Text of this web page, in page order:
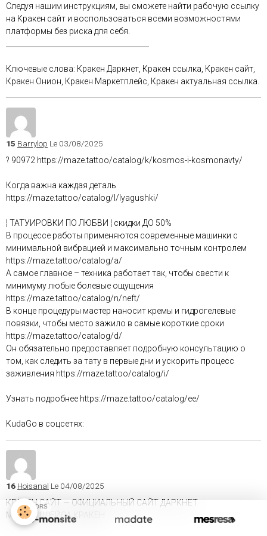
Следуя нашим инструкциям, вы сможете найти рабочую ссылку
на Кракен сайт и воспользоваться всеми возможностями
платформы без риска для себя.
Ключевые слова: Кракен Даркнет, Кракен ссылка, Кракен сайт,
Кракен Онион, Кракен Маркетплейс, Кракен актуальная ссылка.
15 Barrylop Le 03/08/2025
? 90972 https://maze.tattoo/catalog/k/kosmos-i-kosmonavty/
Когда важна каждая деталь
https://maze.tattoo/catalog/l/lyagushki/
¦ ТАТУИРОВКИ ПО ЛЮБВИ ¦ скидки ДО 50%
В процессе работы применяются современные машинки с
минимальной вибрацией и максимально точным контролем
https://maze.tattoo/catalog/a/
А самое главное – техника работает так, чтобы свести к
минимуму любые болевые ощущения
https://maze.tattoo/catalog/n/neft/
В конце процедуры мастер наносит кремы и гидрогелевые
повязки, чтобы место зажило в самые короткие сроки
https://maze.tattoo/catalog/d/
Он обязательно предоставляет подробную консультацию о
том, как следить за тату в первые дни и ускорить процесс
заживления https://maze.tattoo/catalog/i/
Узнать подробнее https://maze.tattoo/catalog/ee/
KudaGo в соцсетях:
16 Hoisanal Le 04/08/2025
КРАКЕН САЙТ — ОФИЦИАЛЬНЫЙ САЙТ ДАРКНЕТ
МАРКЕТПЛЕЙСА КРАКЕН
SPONSORS